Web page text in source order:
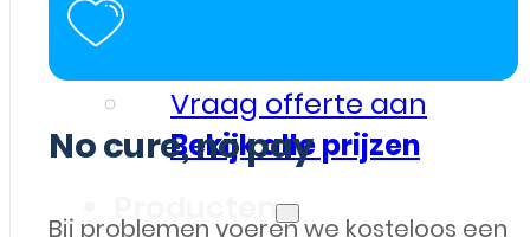
Vraag offerte aan
Bekijk alle prijzen
Producten
No cure, no pay
Bij problemen voeren we kosteloos een